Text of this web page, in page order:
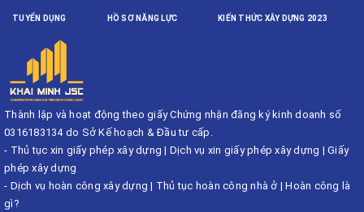
TUYỂN DỤNG HỒ SƠ NĂNG LỰC KIẾN THỨC XÂY DỰNG 2023
Thành lập và hoạt động theo giấy Chứng nhận đăng ký kinh doanh số
0316183134 do Sở Kế hoạch & Đầu tư cấp.
- Thủ tục xin giấy phép xây dựng | Dịch vụ xin giấy phép xây dựng | Giấy
phép xây dựng
- Dịch vụ hoàn công xây dựng | Thủ tục hoàn công nhà ở |Hoàn công là
gì?